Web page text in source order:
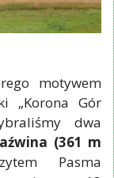
motywem
„Korona Gór
dwa
(361 m
Pasma